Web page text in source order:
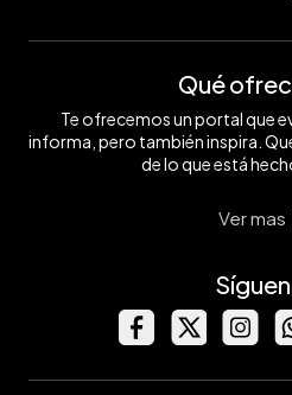
Qué
Te ofrecemos un portal que
informa, pero también inspira.
de lo que está
Ver mas